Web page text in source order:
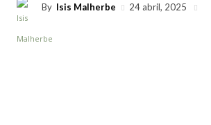
By Isis Malherbe 24 abril, 2025